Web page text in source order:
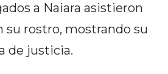
a Naiara asistieron
su rostro, mostrando su
de justicia.